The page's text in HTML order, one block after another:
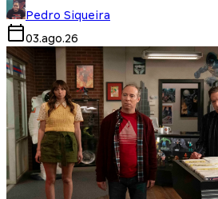
Pedro Siqueira
03.ago.26